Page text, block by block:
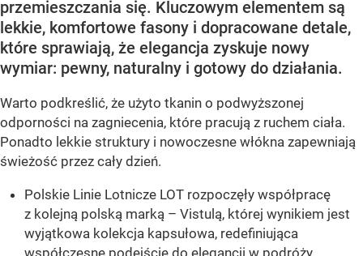
przemieszczania się. Kluczowym elementem są
lekkie, komfortowe fasony i dopracowane detale,
które sprawiają, że elegancja zyskuje nowy
wymiar: pewny, naturalny i gotowy do działania.
Warto podkreślić, że użyto tkanin o podwyższonej
odporności na zagniecenia, które pracują z ruchem ciała.
Ponadto lekkie struktury i nowoczesne włókna zapewniają
świeżość przez cały dzień.
Polskie Linie Lotnicze LOT rozpoczęły współpracę
z kolejną polską marką – Vistulą, której wynikiem jest
wyjątkowa kolekcja kapsułowa, redefiniująca
współczesne podejście do elegancji w podróży.